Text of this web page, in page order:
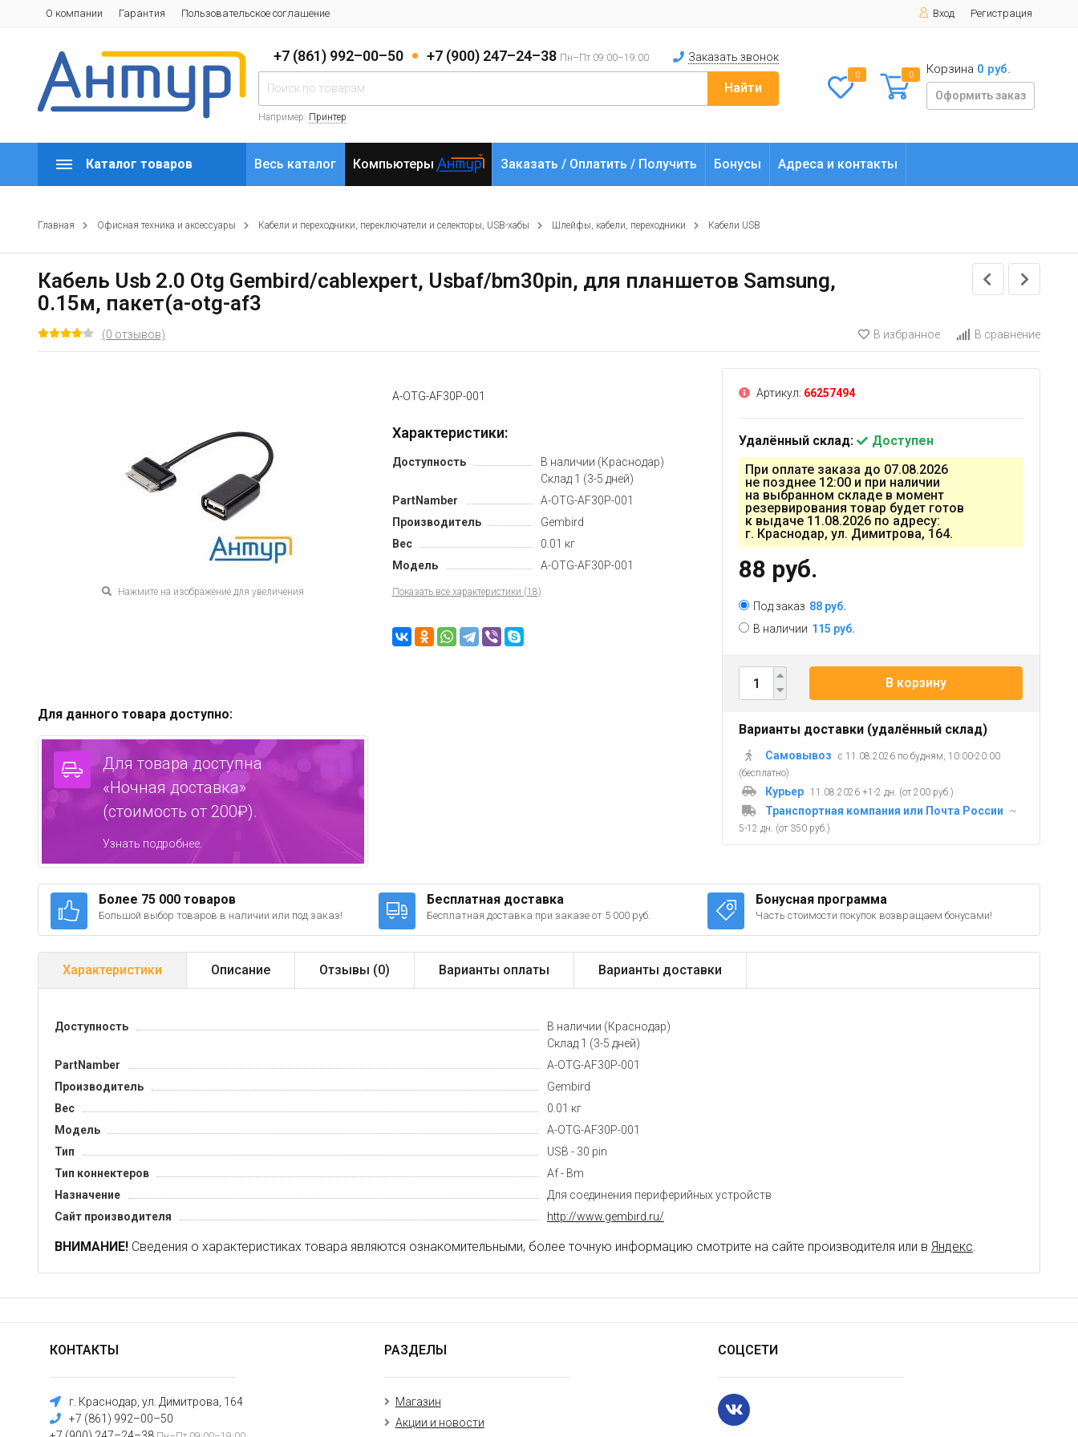
О компании Гарантия Пользовательское соглашение Вход Регистрация
+7 (861) 992–00–50 +7 (900) 247–24–38 Пн–Пт 09:00–19:00 Заказать звонок
Найти
Например: Принтер
0 0 Корзина 0 руб.
Оформить заказ
Каталог товаров Весь каталог Компьютеры Заказать / Оплатить / Получить Бонусы Адреса и контакты
Главная Офисная техника и аксессуары Кабели и переходники, переключатели и селекторы, USB-хабы Шлейфы, кабели, переходники Кабели USB
Кабель Usb 2.0 Otg Gembird/cablexpert, Usbaf/bm30pin, для планшетов Samsung,
0.15м, пакет(a-otg-af3
(0 отзывов) В избранное В сравнение
Нажмите на изображение для увеличения
A-OTG-AF30P-001
Характеристики:
Доступность
В наличии (Краснодар)
Склад 1 (3-5 дней)
PartNamber
A-OTG-AF30P-001
Производитель
Gembird
Вес
0.01 кг
Модель
A-OTG-AF30P-001
Показать все характеристики (18)
Для данного товара доступно:
Для товара доступна
«Ночная доставка»
(стоимость от 200₽).
Узнать подробнее.
Артикул: 66257494
Удалённый склад:
Доступен
При оплате заказа до 07.08.2026
не позднее 12:00 и при наличии
на выбранном складе в момент
резервирования товар будет готов
к выдаче 11.08.2026 по адресу:
г. Краснодар, ул. Димитрова, 164.
88 руб.
Под заказ 88 руб.
В наличии 115 руб.
В корзину
Варианты доставки (удалённый склад)
Самовывоз
с 11.08.2026 по будням, 10:00-20:00
(бесплатно)
Курьер 11.08.2026 +1-2 дн. (от 200 руб.)
Транспортная компания или Почта России
~
5-12 дн. (от 350 руб.)
Более 75 000 товаров
Большой выбор товаров в наличии или под заказ!
Бесплатная доставка
Бесплатная доставка при заказе от 5 000 руб.
Бонусная программа
Часть стоимости покупок возвращаем бонусами!
Характеристики Описание Отзывы (0) Варианты оплаты Варианты доставки
Доступность
В наличии (Краснодар)
Склад 1 (3-5 дней)
PartNamber
A-OTG-AF30P-001
Производитель
Gembird
Вес
0.01 кг
Модель
A-OTG-AF30P-001
Тип
USB - 30 pin
Тип коннектеров
Af - Bm
Назначение
Для соединения периферийных устройств
Сайт производителя
http://www.gembird.ru/
ВНИМАНИЕ! Сведения о характеристиках товара являются ознакомительными, более точную информацию смотрите на сайте производителя или в Яндекс.
КОНТАКТЫ
г. Краснодар, ул. Димитрова, 164
+7 (861) 992–00–50
РАЗДЕЛЫ
Магазин
Акции и новости
СОЦСЕТИ